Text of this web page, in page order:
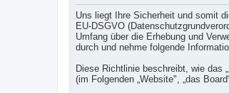
Uns liegt Ihre Sicherheit und somit
EU-DSGVO
Umfang über die Erhebung und
durch und nehme folgende
Diese Richtlinie beschreibt, wie das
(im Folgenden „Website", „das